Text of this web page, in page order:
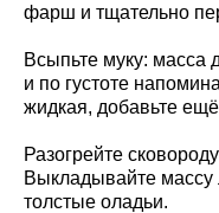
фарш и тщательно
Всыпьте муку: масса
и по густоте
жидкая, добавьте
Разогрейте
Выкладывайте
толстые оладьи.